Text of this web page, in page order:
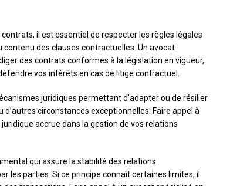
il est essentiel de respecter les règles légales
des clauses contractuelles. Un avocat
des contrats conformes à la législation en vigueur,
vos intérêts en cas de litige contractuel.
juridiques permettant d’adapter ou de résilier
circonstances exceptionnelles. Faire appel à
accrue dans la gestion de vos relations
qui assure la stabilité des relations
les parties. Si ce principe connaît certaines limites, il